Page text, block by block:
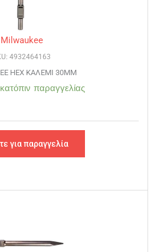
Milwaukee
4932464163
HEX ΚΑΛΕΜΙ 30MM
παραγγελίας
για παραγγελία